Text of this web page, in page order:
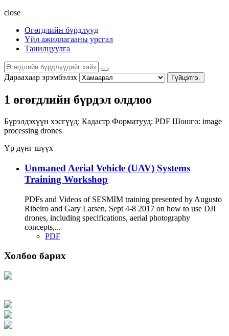
close
Өгөгдлийн бүрдлүүд
Үйл ажиллагааны урсгал
Танилцуулга
Дараахаар эрэмбэлэх Гүйцэтгэ.
1 өгөгдлийн бүрдэл олдлоо
Бүрэлдэхүүн хэсгүүд: Кадастр Форматууд: PDF Шошго: image
processing drones
Үр дүнг шүүх
Unmaned Aerial Vehicle (UAV) Systems
Training Workshop
PDFs and Videos of SESMIM training presented by Augusto
Ribeiro and Gary Larsen, Sept 4-8 2017 on how to use DJI
drones, including specifications, aerial photography
concepts,...
PDF
Холбоо барих